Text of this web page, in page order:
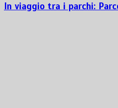
In viaggio tra i parchi: